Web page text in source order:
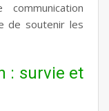
de soutenir les
: survie et